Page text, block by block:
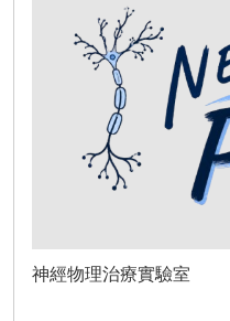
神經物理治療實驗室